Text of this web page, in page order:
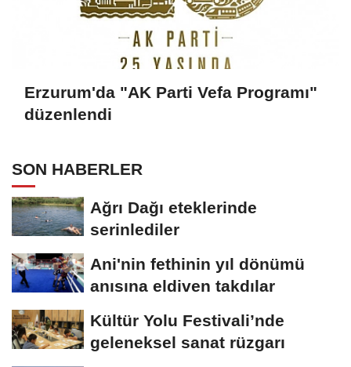
Erzurum'da "AK Parti Vefa Programı"
düzenlendi
SON HABERLER
Ağrı Dağı eteklerinde
serinlediler
Ani'nin fethinin yıl dönümü
anısına eldiven takdılar
Kültür Yolu Festivali’nde
geleneksel sanat rüzgarı